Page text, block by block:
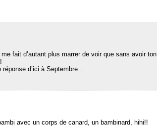
fait d’autant plus marrer de voir que sans avoir ton
d’ici à Septembre…
avec un corps de canard, un bambinard, hihi!!